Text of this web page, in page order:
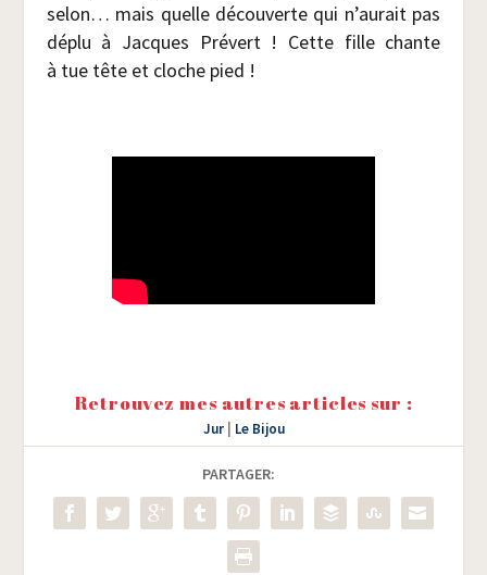
selon… mais quelle décou­verte qui n’aurait pas
déplu à Jacques Pré­vert ! Cette fille chante
à tue tête et cloche pied !
Retrouvez mes autres articles sur :
Jur| Le Bijou
PARTAGER: